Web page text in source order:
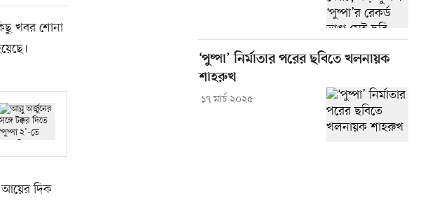
খবর শোনা
আয়ের দিক
‘পুষ্পা’ নির্মাতার পরের ছবিতে খলনায়ক
শাহরুখ
১৭ মার্চ ২০২৫